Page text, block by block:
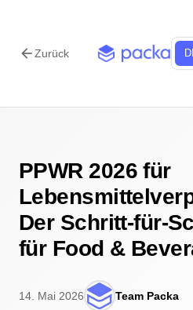
arrow_backZurück
PPWR 2026 für
Der Schritt-für-
für Food &
14. Mai 2026 Team Packa